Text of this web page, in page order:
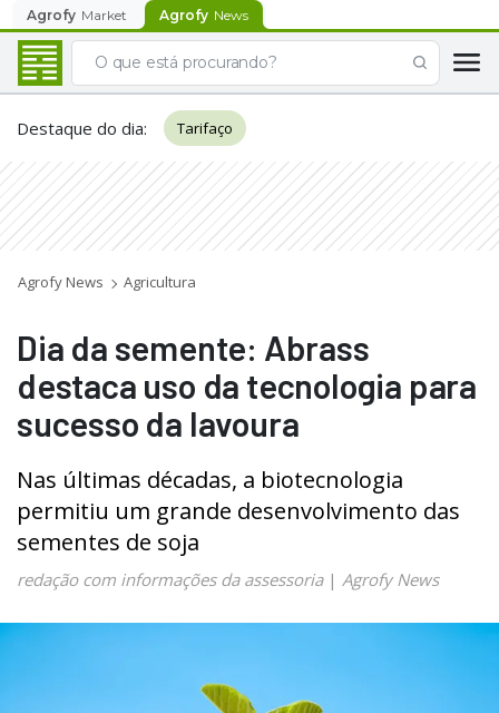
Agrofy Market Agrofy News
Destaque do dia: Tarifaço
Agrofy News Agricultura
Dia da semente: Abrass
destaca uso da tecnologia para
sucesso da lavoura
Nas últimas décadas, a biotecnologia
permitiu um grande desenvolvimento das
sementes de soja
redação com informações da assessoria| Agrofy News